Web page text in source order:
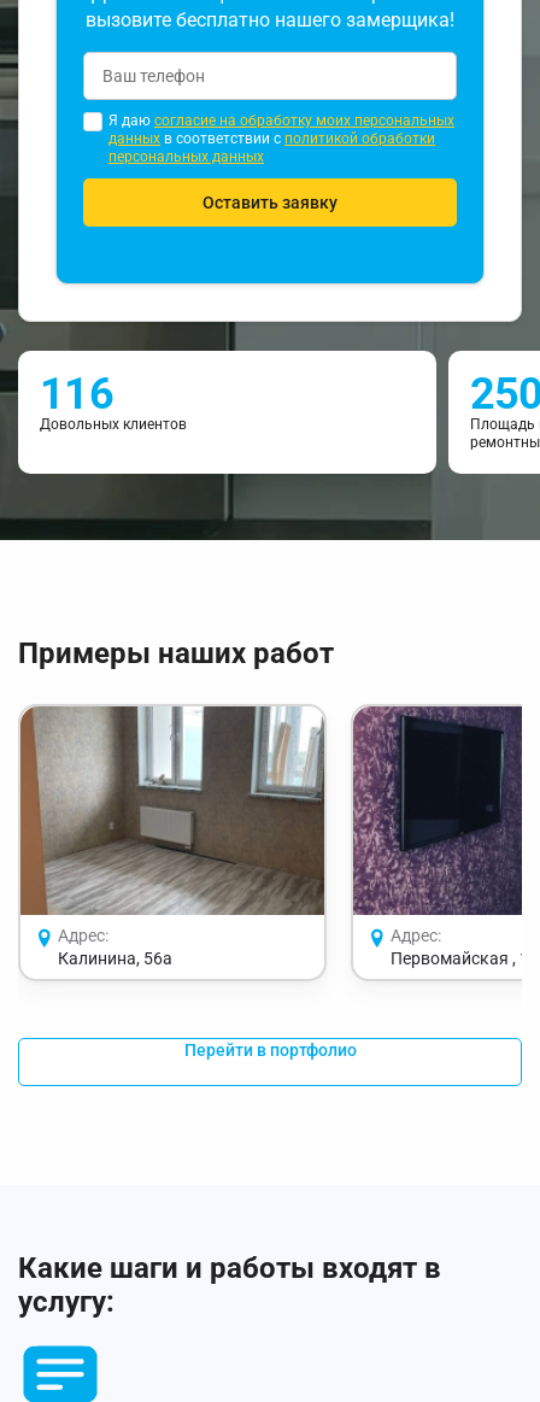
вызовите бесплатно нашего замерщика!
Я даю согласие на обработку моих персональных
данных в соответствии с политикой обработки
персональных данных
Оставить заявку
116
Довольных клиентов
Площадь
Примеры наших работ
Адрес:
Калинина, 56а
Адрес:
Первомайская ,
Перейти в портфолио
Какие шаги и работы входят в
услугу: